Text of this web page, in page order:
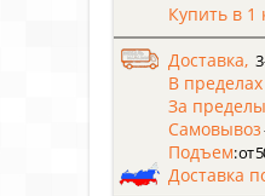
Купить в 1
Доставка,
В
За
Самовывоз
Подъем: от
Доставка